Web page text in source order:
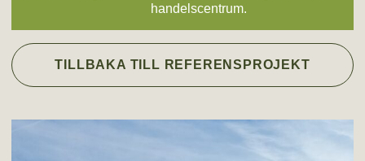
handelscentrum.
TILLBAKA TILL REFERENSPROJEKT